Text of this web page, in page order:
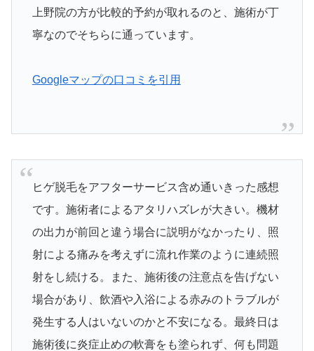
上野院の方が比較的予約が取れるのと、施術が丁
寧なのでそちらに通っています。
Googleマップの口コミを引用
ヒゲ脱毛をアフターサービス含め通いきった感想
です。施術者によるアタリハズレが大きい。機材
の出力が前回と違う場合に説明がなかったり、照
射による痛みを考えずに流れ作業のように連続照
射をし続ける。また、施術後の注意点を告げない
場合があり、飲酒や入浴による赤みのトラブルが
発生する人はいないのかと不安になる。最終日は
施術後に炎症止めの軟膏をも塗られず、何も問題